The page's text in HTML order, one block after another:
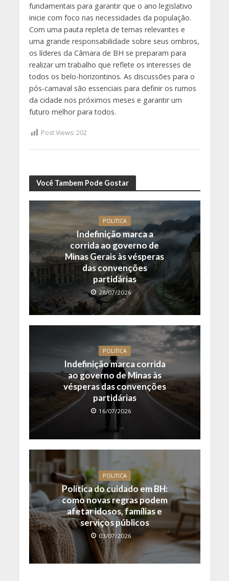
fundamentais para garantir que o ano legislativo
inicie com foco nas necessidades da população.
Com uma pauta repleta de temas relevantes e
uma grande responsabilidade sobre seus ombros,
os líderes da Câmara de BH se preparam para
realizar um trabalho que reflete os interesses de
todos os belo-horizontinos. As discussões para o
pós-carnaval são essenciais para definir os rumos
da cidade nos próximos meses e garantir um
futuro melhor para todos.
Post Views: 202
Você Tambem Pode Gostar
POLITICA
Indefinição marca a
corrida ao governo de
Minas Gerais às vésperas
das convenções
partidárias
28/07/2026
POLITICA
Indefinição marca corrida
ao governo de Minas às
vésperas das convenções
partidárias
16/07/2026
POLITICA
Política do cuidado em BH:
como novas regras podem
afetar idosos, famílias e
serviços públicos
03/07/2026